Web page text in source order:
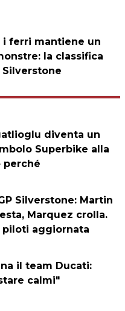
i ferri mantiene un
la classifica
diventa un
Superbike alla
perché
Silverstone: Martin
Marquez crolla.
piloti aggiornata
il team Ducati:
calmi"